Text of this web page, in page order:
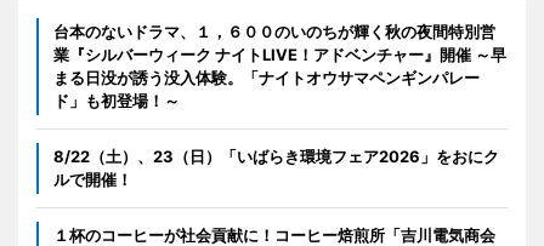
台本のないドラマ、１，６００のいのちが輝く秋の夜間特別営
業『シルバーウィーク ナイトLIVE！アドベンチャー』開催 ～早
まる日没が誘う没入体験。「ナイトオウサマペンギンパレー
ド」も初登場！～
8/22（土）、23（日）「いばらき環境フェア2026」をおにク
ルで開催！
１杯のコーヒーが社会貢献に！コーヒー焙煎所「吉川電気商会